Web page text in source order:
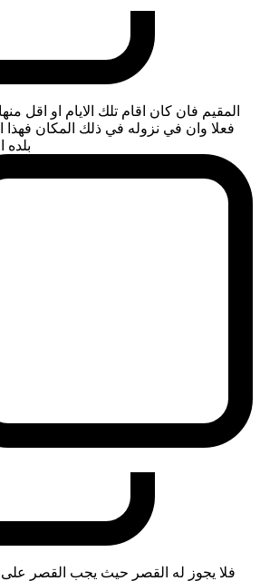
المقيم فان كان اقام تلك الايام او اقل
فعلا وان في نزوله في ذلك المكان فهذا
بلده
فلا يجوز له القصر حيث يجب القصر على